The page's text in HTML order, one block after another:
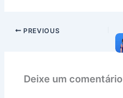
PREVIOUS
Deixe um comentário